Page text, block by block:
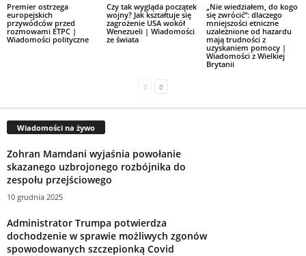
Premier ostrzega
europejskich
przywódców przed
rozmowami ETPC |
Wiadomości polityczne
Czy tak wygląda początek
wojny? Jak kształtuje się
zagrożenie USA wokół
Wenezueli | Wiadomości
ze świata
„Nie wiedziałem, do kogo
się zwrócić”: dlaczego
mniejszości etniczne
uzależnione od hazardu
mają trudności z
uzyskaniem pomocy |
Wiadomości z Wielkiej
Brytanii
Wiadomości na żywo
Zohran Mamdani wyjaśnia powołanie
skazanego uzbrojonego rozbójnika do
zespołu przejściowego
10 grudnia 2025
Administrator Trumpa potwierdza
dochodzenie w sprawie możliwych zgonów
spowodowanych szczepionką Covid